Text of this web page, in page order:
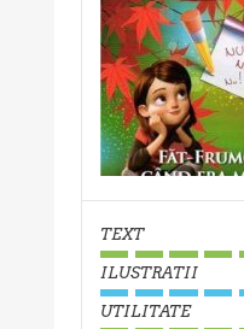
TEXT
ILUSTRATII
UTILITATE